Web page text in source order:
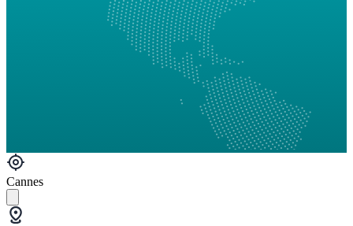
Cannes